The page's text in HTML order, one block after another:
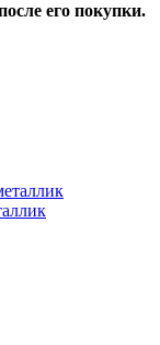
его покупки.